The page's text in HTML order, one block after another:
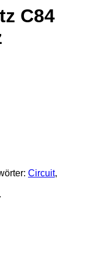
C84
Circuit,